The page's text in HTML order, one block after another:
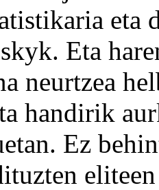
eta
Eta
neurtzea
handirik
Ez